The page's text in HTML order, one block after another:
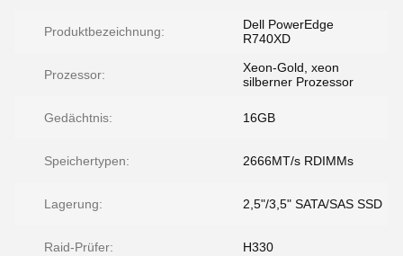
Produktbezeichnung:
Dell PowerEdge
R740XD
Prozessor:
Xeon-Gold, xeon
silberner Prozessor
Gedächtnis: 16GB
Speichertypen: 2666MT/s RDIMMs
Lagerung: 2,5"/3,5" SATA/SAS SSD
Raid-Prüfer: H330